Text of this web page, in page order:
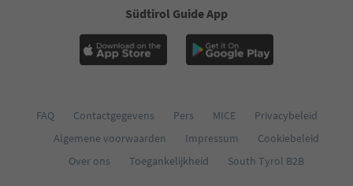
Südtirol Guide App
FAQ Contactgegevens Pers MICE
Privacybeleid
Algemene voorwaarden
Impressum
Cookiebeleid
Over ons
Toegankelijkheid South Tyrol B2B